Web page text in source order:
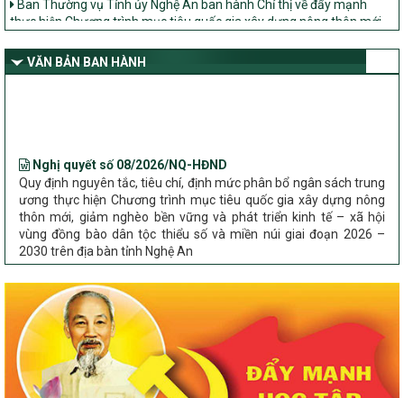
thực hiện Chương trình mục tiêu quốc gia xây dựng nông thôn mới,
giảm nghèo bền vững và phát triển kinh tế – xã hội vùng đồng bào
Nghệ An
VĂN BẢN BAN HÀNH
Quy định nguyên tắc, tiêu chí, định mức phân bổ ngân sách trung
ương thực hiện Chương trình mục tiêu quốc gia xây dựng nông
thôn mới, giảm nghèo bền vững và phát triển kinh tế – xã hội
vùng đồng bào dân tộc thiểu số và miền núi giai đoạn 2026 –
2030 trên địa bàn tỉnh Nghệ An
Chỉ Thị số 22-CT/TU
nông thôn mới, giảm nghèo bền vững và phát triển kinh tế – xã
hội vùng đồng bào dân tộc thiểu số và miền núi giai đoạn 2026 –
2030 trên địa bàn tỉnh Nghệ An
Quyết định số 2490/QĐ-UBND
Về việc thành lập Ban Chỉ đạo Chương trình mục tiều quốc gia xây
dựng nông thôn mới, giảm nghèo bền vững và phát triển kinh tế –